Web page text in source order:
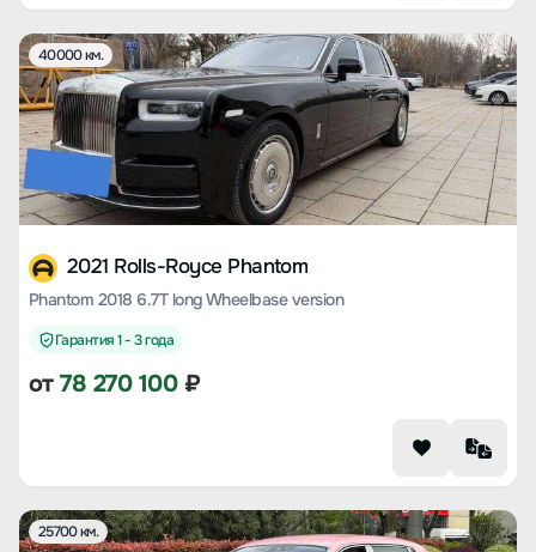
40000 км.
2021 Rolls-Royce Phantom
Phantom 2018 6.7T long Wheelbase version
Гарантия 1 - 3 года
от78 270 100₽
25700 км.